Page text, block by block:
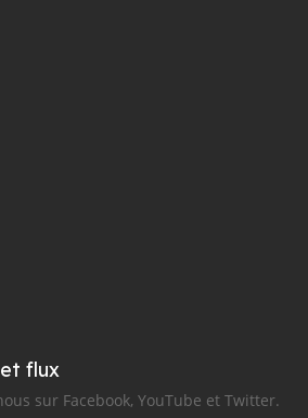
flux
sur Facebook, YouTube et Twitter.